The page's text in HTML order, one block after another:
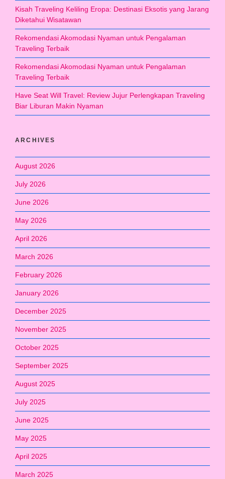
Kisah Traveling Keliling Eropa: Destinasi Eksotis yang Jarang
Diketahui Wisatawan
Rekomendasi Akomodasi Nyaman untuk Pengalaman
Traveling Terbaik
Rekomendasi Akomodasi Nyaman untuk Pengalaman
Traveling Terbaik
Have Seat Will Travel: Review Jujur Perlengkapan Traveling
Biar Liburan Makin Nyaman
ARCHIVES
August 2026
July 2026
June 2026
May 2026
April 2026
March 2026
February 2026
January 2026
December 2025
November 2025
October 2025
September 2025
August 2025
July 2025
June 2025
May 2025
April 2025
March 2025